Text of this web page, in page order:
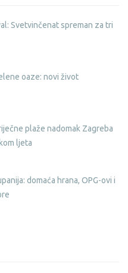
Svetvinčenat spreman za tri
oaze: novi život
plaže nadomak Zagreba
ljeta
domaća hrana, OPG-ovi i